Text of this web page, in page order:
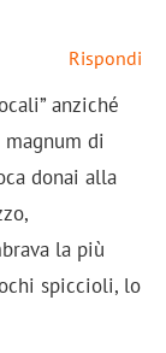
Rispondi
anziché
di
donai alla
la più
spiccioli, lo